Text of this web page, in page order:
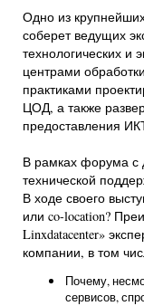
Одно из
соберет ведущих
технологических и
центрами
практиками
ЦОД, а также
предоставления
В рамках форума с
технической
В ходе своего
или co-location?
Linxdatacenter»
компании, в том
Почему,
сервисов,